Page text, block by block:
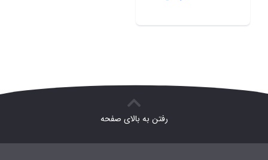
رفتن به بالای صفحه